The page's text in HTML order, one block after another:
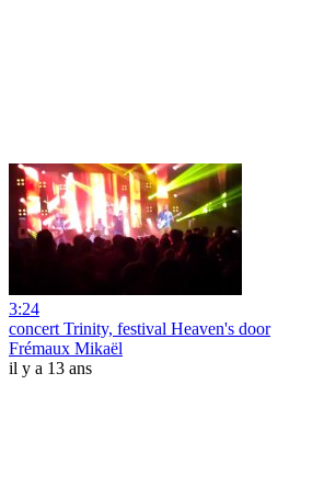
3:24
concert Trinity, festival Heaven's door
Frémaux Mikaël
il y a 13 ans